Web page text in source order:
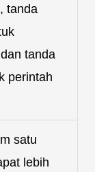
tanda
tanda
perintah
satu
lebih